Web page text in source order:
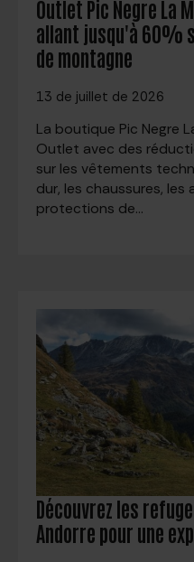
Outlet Pic Negre La
allant jusqu'à 60%
de montagne
13 de juillet de 2026
La boutique Pic Negre
Outlet avec des
sur les vêtements
dur, les chaussures, les
protections de…
Découvrez les
Andorre pour une